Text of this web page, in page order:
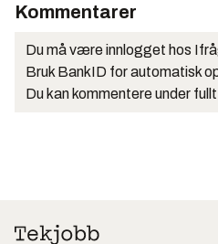
Kommentarer
Du må være innlogget hos
Bruk BankID for automatisk
Du kan kommentere under